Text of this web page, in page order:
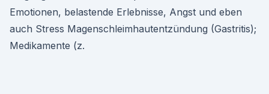
Emotionen, belastende Erlebnisse, Angst und eben
auch Stress Magenschleimhautentzündung (Gastritis);
Medikamente (z.